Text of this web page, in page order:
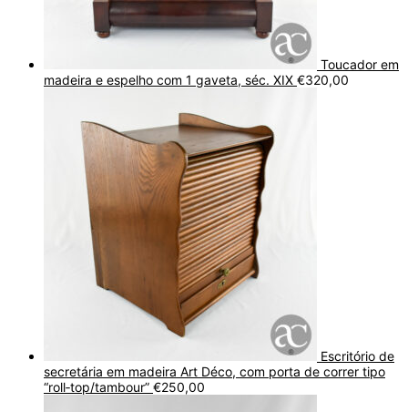
Toucador em
madeira e espelho com 1 gaveta, séc. XIX €320,00
Escritório de
secretária em madeira Art Déco, com porta de correr tipo
“roll‑top/tambour” €250,00